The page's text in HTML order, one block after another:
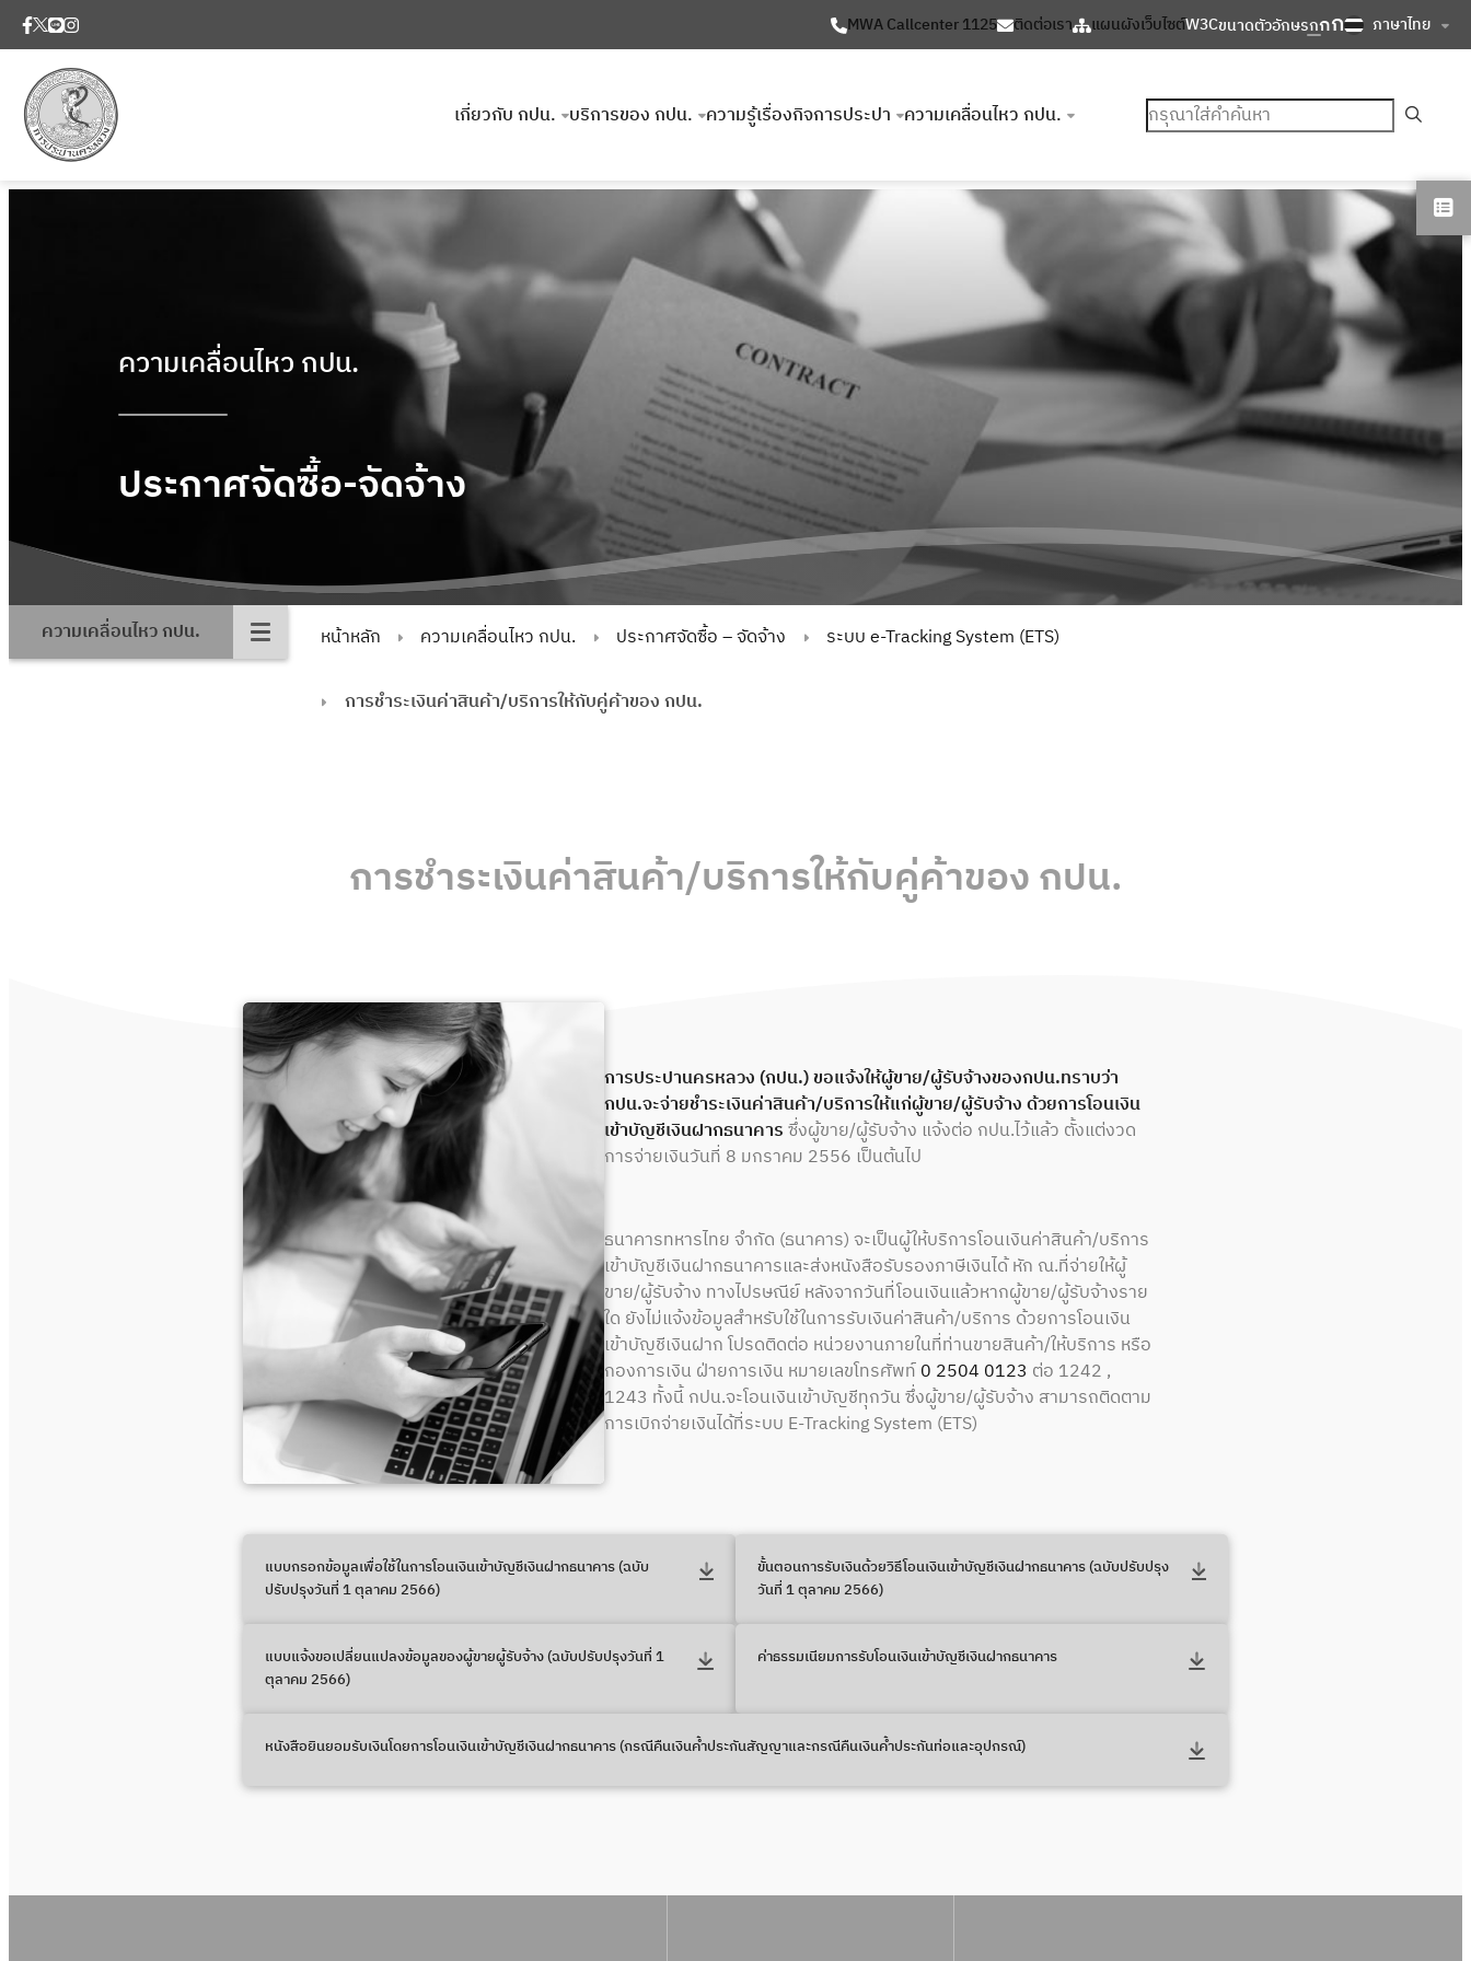
MWA Callcenter 1125 ติดต่อเรา แผนผังเว็บไซต์W3Cขนาดตัวอักษรกกก ภาษาไทย
เกี่ยวกับ กปน. บริการของ กปน. ความรู้เรื่องกิจการประปา ความเคลื่อนไหว กปน. ค้นหา
ความเคลื่อนไหว กปน.
ประกาศจัดซื้อ-จัดจ้าง
ความเคลื่อนไหว กปน. หน้าหลัก ความเคลื่อนไหว กปน. ประกาศจัดซื้อ – จัดจ้าง ระบบ e-Tracking System (ETS)
การชําระเงินค่าสินค้า/บริการให้กับคู่ค้าของ กปน.
การชําระเงินค่าสินค้า/บริการให้กับคู่ค้าของกปน.
การประปานครหลวง (กปน.) ขอแจ้งให้ผู้ขาย/ผู้รับจ้างของกปน.ทราบว่า
กปน.จะจ่ายชำระเงินค่าสินค้า/บริการให้แก่ผู้ขาย/ผู้รับจ้าง ด้วยการโอนเงิน
เข้าบัญชีเงินฝากธนาคารซึ่งผู้ขาย/ผู้รับจ้าง แจ้งต่อ กปน.ไว้แล้ว ตั้งแต่งวด
การจ่ายเงินวันที่ 8 มกราคม 2556 เป็นต้นไป
ธนาคารทหารไทย จำกัด (ธนาคาร) จะเป็นผู้ให้บริการโอนเงินค่าสินค้า/บริการ
เข้าบัญชีเงินฝากธนาคารและส่งหนังสือรับรองภาษีเงินได้ หัก ณ.ที่จ่ายให้ผู้
ขาย/ผู้รับจ้าง ทางไปรษณีย์ หลังจากวันที่โอนเงินแล้วหากผู้ขาย/ผู้รับจ้างราย
ใด ยังไม่แจ้งข้อมูลสำหรับใช้ในการรับเงินค่าสินค้า/บริการ ด้วยการโอนเงิน
เข้าบัญชีเงินฝาก โปรดติดต่อ หน่วยงานภายในที่ท่านขายสินค้า/ให้บริการ หรือ
กองการเงิน ฝ่ายการเงิน หมายเลขโทรศัพท์0 2504 0123 ต่อ 1242 ,
1243 ทั้งนี้ กปน.จะโอนเงินเข้าบัญชีทุกวัน ซึ่งผู้ขาย/ผู้รับจ้าง สามารถติดตาม
การเบิกจ่ายเงินได้ที่ระบบ E-Tracking System (ETS)
แบบกรอกข้อมูลเพื่อใช้ในการโอนเงินเข้าบัญชีเงินฝากธนาคาร (ฉบับ
ปรับปรุงวันที่ 1 ตุลาคม 2566)
ขั้นตอนการรับเงินด้วยวิธีโอนเงินเข้าบัญชีเงินฝากธนาคาร (ฉบับปรับปรุง
วันที่ 1 ตุลาคม 2566)
แบบแจ้งขอเปลี่ยนแปลงข้อมูลของผู้ขายผู้รับจ้าง (ฉบับปรับปรุงวันที่ 1
ตุลาคม 2566)
ค่าธรรมเนียมการรับโอนเงินเข้าบัญชีเงินฝากธนาคาร
หนังสือยินยอมรับเงินโดยการโอนเงินเข้าบัญชีเงินฝากธนาคาร (กรณีคืนเงินค้ำประกันสัญญาและกรณีคืนเงินค้ำประกันท่อและอุปกรณ์)